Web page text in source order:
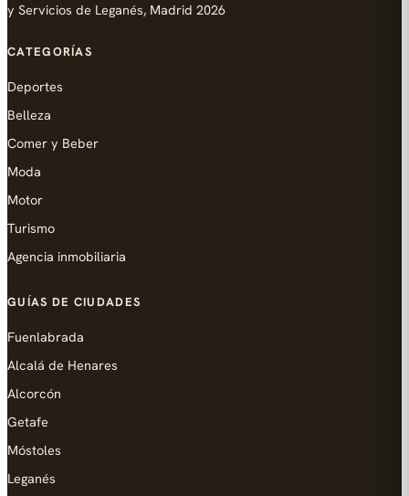
y Servicios de Leganés, Madrid 2026
CATEGORÍAS
Deportes
Belleza
Comer y Beber
Moda
Motor
Turismo
Agencia inmobiliaria
GUÍAS DE CIUDADES
Fuenlabrada
Alcalá de Henares
Alcorcón
Getafe
Móstoles
Leganés